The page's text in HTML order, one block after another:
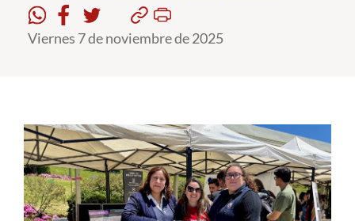
Admisión
Formación Continua
Estudiantes
Viernes 7 de noviembre de 2025